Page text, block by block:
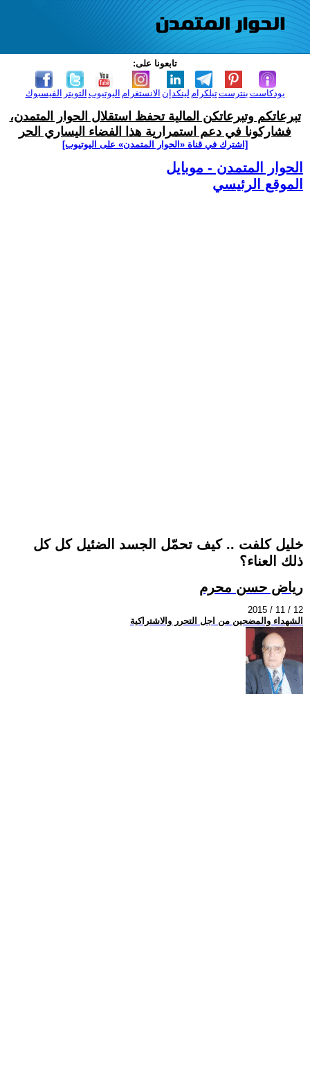
تابعونا على:
الفيسبوك التويتر اليوتيوب الانستغرام لينكدإن تيلكرامبنترست بودكاست
تبرعاتكم وتبرعاتكن المالية تحفظ استقلال الحوار المتمدن،
فشاركونا في دعم استمرارية هذا الفضاء اليساري الحر
[اشترك في قناة ‫«الحوار المتمدن» على اليوتيوب]
الحوار المتمدن - موبايل
الموقع الرئيسي
خليل كلفت .. كيف تحمّل الجسد الضئيل كل كل
ذلك العناء؟
رياض حسن محرم
2015 / 11 / 12
الشهداء والمضحين من اجل التحرر والاشتراكية